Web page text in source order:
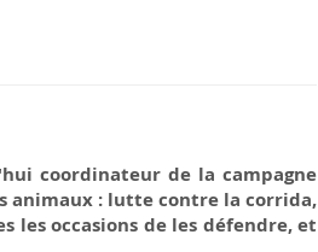
coordinateur de la campagne
animaux : lutte contre la corrida,
occasions de les défendre, et